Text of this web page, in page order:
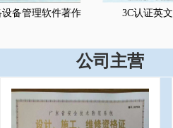
著作 3C认证英文版
公司主营